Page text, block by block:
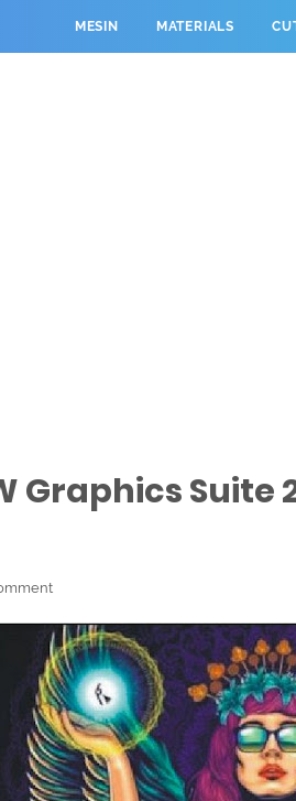
MESIN MATERIALS
Graphics Suite